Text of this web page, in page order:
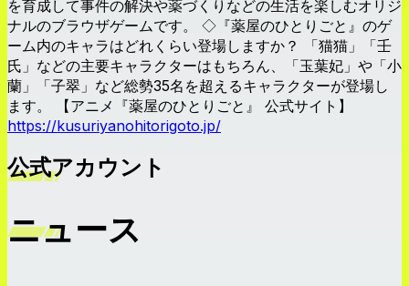
を育成して事件の解決や薬づくりなどの生活を楽しむオリジ
ナルのブラウザゲームです。 ◇『薬屋のひとりごと』のゲ
ーム内のキャラはどれくらい登場しますか？ 「猫猫」「壬
氏」などの主要キャラクターはもちろん、「玉葉妃」や「小
蘭」「子翠」など総勢35名を超えるキャラクターが登場し
ます。 【アニメ『薬屋のひとりごと』 公式サイト】
https://kusuriyanohitorigoto.jp/
公式アカウント
ニュース